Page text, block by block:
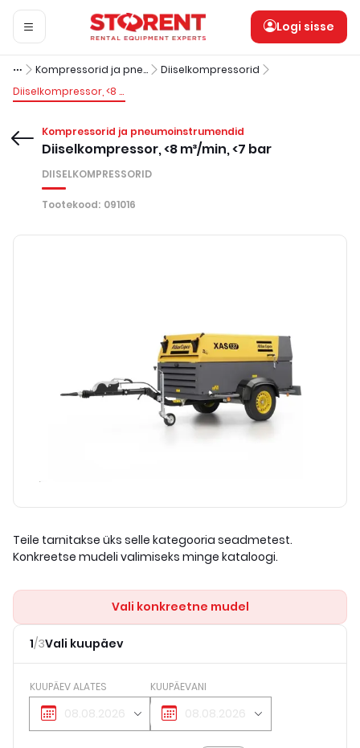
Logi sisse
Kompressorid ja pneumoinstrumendid
Diiselkompressorid
Diiselkompressor, <8 m³/min, <7 bar
Kompressorid ja pneumoinstrumendid
Diiselkompressor, <8 m³/min, <7 bar
DIISELKOMPRESSORID
Tootekood: 091016
Teile tarnitakse üks selle kategooria seadmetest.
Konkreetse mudeli valimiseks minge kataloogi.
Vali konkreetne mudel
1/3Vali kuupäev
KUUPÄEV ALATES KUUPÄEVANI